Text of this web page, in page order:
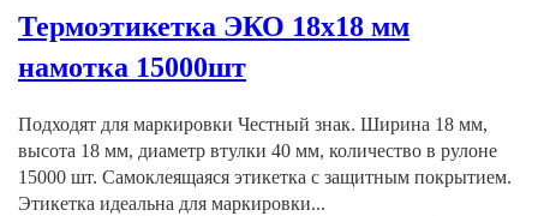
Термоэтикетка ЭКО 18х18 мм
намотка 15000шт
Подходят для маркировки Честный знак. Ширина 18 мм,
высота 18 мм, диаметр втулки 40 мм, количество в рулоне
15000 шт. Самоклеящаяся этикетка с защитным покрытием.
Этикетка идеальна для маркировки...